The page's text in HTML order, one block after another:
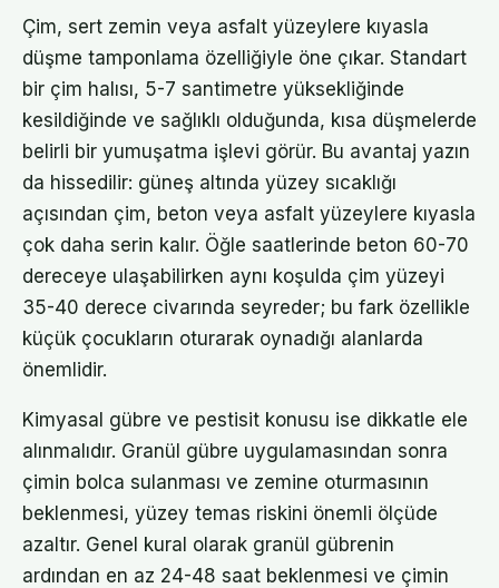
Çim, sert zemin veya asfalt yüzeylere kıyasla
düşme tamponlama özelliğiyle öne çıkar. Standart
bir çim halısı, 5-7 santimetre yüksekliğinde
kesildiğinde ve sağlıklı olduğunda, kısa düşmelerde
belirli bir yumuşatma işlevi görür. Bu avantaj yazın
da hissedilir: güneş altında yüzey sıcaklığı
açısından çim, beton veya asfalt yüzeylere kıyasla
çok daha serin kalır. Öğle saatlerinde beton 60-70
dereceye ulaşabilirken aynı koşulda çim yüzeyi
35-40 derece civarında seyreder; bu fark özellikle
küçük çocukların oturarak oynadığı alanlarda
önemlidir.
Kimyasal gübre ve pestisit konusu ise dikkatle ele
alınmalıdır. Granül gübre uygulamasından sonra
çimin bolca sulanması ve zemine oturmasının
beklenmesi, yüzey temas riskini önemli ölçüde
azaltır. Genel kural olarak granül gübrenin
ardından en az 24-48 saat beklenmesi ve çimin